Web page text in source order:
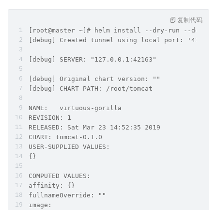
[root@master ~]# helm install --dry-run --debug
[debug] Created tunnel using local port: '42163'
[debug] SERVER: "127.0.0.1:42163"
[debug] Original chart version: ""
[debug] CHART PATH: /root/tomcat
NAME:   virtuous-gorilla
REVISION: 1
RELEASED: Sat Mar 23 14:52:35 2019
CHART: tomcat-0.1.0
USER-SUPPLIED VALUES:
{}
COMPUTED VALUES:
affinity: {}
fullnameOverride: ""
image:
复制代码